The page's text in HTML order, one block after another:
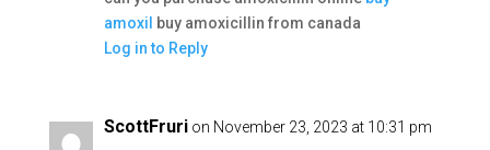
amoxil
buy amoxicillin from canada
Log in to Reply
ScottFruri on November 23, 2023 at 10:31 pm